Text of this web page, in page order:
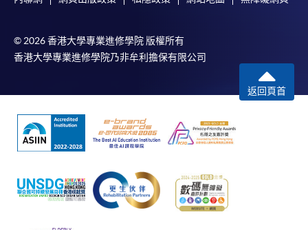
© 2026 香港大學專業進修學院 版權所有
香港大學專業進修學院乃非牟利擔保有限公司
返回頁首